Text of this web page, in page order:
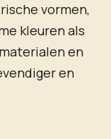
vormen,
kleuren als
en
en